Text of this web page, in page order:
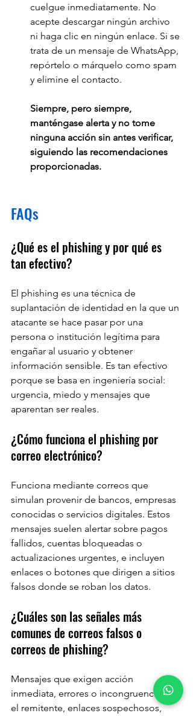
cuelgue inmediatamente. No
acepte descargar ningún archivo
ni haga clic en ningún enlace. Si se
trata de un mensaje de WhatsApp,
repórtelo o márquelo como spam
y elimine el contacto.
Siempre, pero siempre,
manténgase alerta y no tome
ninguna acción sin antes verificar,
siguiendo las recomendaciones
proporcionadas.
FAQs
¿Qué es el phishing y por qué es
tan efectivo?
El phishing es una técnica de
suplantación de identidad en la que un
atacante se hace pasar por una
persona o institución legítima para
engañar al usuario y obtener
información sensible. Es tan efectivo
porque se basa en ingeniería social:
urgencia, miedo y mensajes que
aparentan ser reales.
¿Cómo funciona el phishing por
correo electrónico?
Funciona mediante correos que
simulan provenir de bancos, empresas
conocidas o servicios digitales. Estos
mensajes suelen alertar sobre pagos
fallidos, cuentas bloqueadas o
actualizaciones urgentes, e incluyen
enlaces o botones que dirigen a sitios
falsos donde se roban los datos.
¿Cuáles son las señales más
comunes de correos falsos o
correos de phishing?
Mensajes que exigen acción
inmediata, errores o incongruencias en
el remitente, enlaces sospechosos,